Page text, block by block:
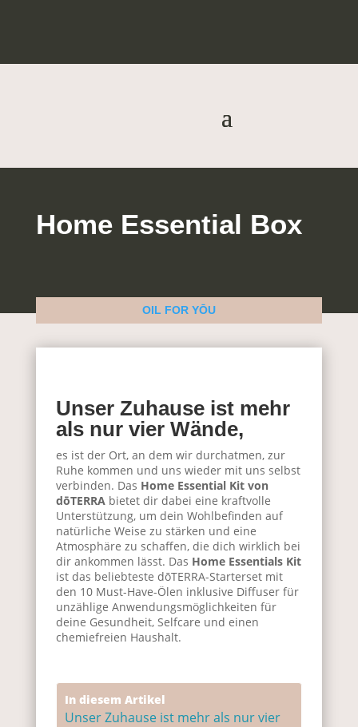
Home Essential Box
OIL FOR YŌU
Unser Zuhause ist mehr
als nur vier Wände,
es ist der Ort, an dem wir durchatmen, zur
Ruhe kommen und uns wieder mit uns selbst
verbinden. Das Home Essential Kit von
dōTERRAbietet dir dabei eine kraftvolle
Unterstützung, um dein Wohlbefinden auf
natürliche Weise zu stärken und eine
Atmosphäre zu schaffen, die dich wirklich bei
dir ankommen lässt. Das Home Essentials Kit
ist das beliebteste dōTERRA-Starterset mit
den 10 Must-Have-Ölen inklusive Diffuser für
unzählige Anwendungsmöglichkeiten für
deine Gesundheit, Selfcare und einen
chemiefreien Haushalt.
In diesem Artikel
Unser Zuhause ist mehr als nur vier